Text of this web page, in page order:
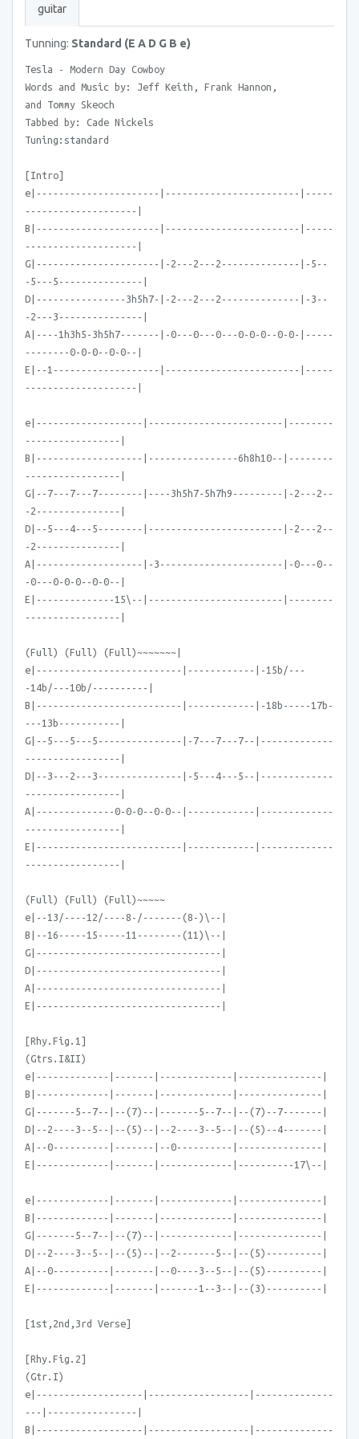
guitar
Tunning: Standard (E A D G B e)
Tesla - Modern Day Cowboy
Words and Music by: Jeff Keith, Frank Hannon,
and Tommy Skeoch
Tabbed by: Cade Nickels
Tuning:standard
[Intro]
e|----------------------|------------------------|-----
--------------------|
B|----------------------|------------------------|-----
--------------------|
G|----------------------|-2---2---2--------------|-5--
-5---5---------------|
D|----------------3h5h7-|-2---2---2--------------|-3--
-2---3---------------|
A|----1h3h5-3h5h7-------|-0---0---0---0-0-0--0-0-|-----
--------0-0-0--0-0--|
E|--1-------------------|------------------------|-----
--------------------|
e|-------------------|------------------------|--------
-----------------|
B|-------------------|----------------6h8h10--|--------
-----------------|
G|--7---7---7--------|----3h5h7-5h7h9---------|-2---2--
-2---------------|
D|--5---4---5--------|------------------------|-2---2--
-2---------------|
A|-------------------|-3----------------------|-0---0--
-0---0-0-0--0-0--|
E|--------------15\--|------------------------|--------
-----------------|
(Full) (Full) (Full)~~~~~~~|
e|--------------------------|------------|-15b/---
-14b/---10b/----------|
B|--------------------------|------------|-18b-----17b-
---13b-----------|
G|--5---5---5---------------|-7---7---7--|-------------
-----------------|
D|--3---2---3---------------|-5---4---5--|-------------
-----------------|
A|--------------0-0-0--0-0--|------------|-------------
-----------------|
E|--------------------------|------------|-------------
-----------------|
(Full) (Full) (Full)~~~~~
e|--13/----12/----8-/-------(8-)\--|
B|--16-----15-----11--------(11)\--|
G|---------------------------------|
D|---------------------------------|
A|---------------------------------|
E|---------------------------------|
[Rhy.Fig.1]
(Gtrs.I&II)
e|-------------|-------|-------------|---------------|
B|-------------|-------|-------------|---------------|
G|-------5--7--|--(7)--|-------5--7--|--(7)--7-------|
D|--2----3--5--|--(5)--|--2----3--5--|--(5)--4-------|
A|--0----------|-------|--0----------|---------------|
E|-------------|-------|-------------|----------17\--|
e|-------------|-------|-------------|---------------|
B|-------------|-------|-------------|---------------|
G|-------5--7--|--(7)--|-------------|---------------|
D|--2----3--5--|--(5)--|--2-------5--|--(5)----------|
A|--0----------|-------|--0----3--5--|--(5)----------|
E|-------------|-------|-------1--3--|--(3)----------|
[1st,2nd,3rd Verse]
[Rhy.Fig.2]
(Gtr.I)
e|-------------------|------------------|--------------
---|----------------|
B|-------------------|------------------|--------------